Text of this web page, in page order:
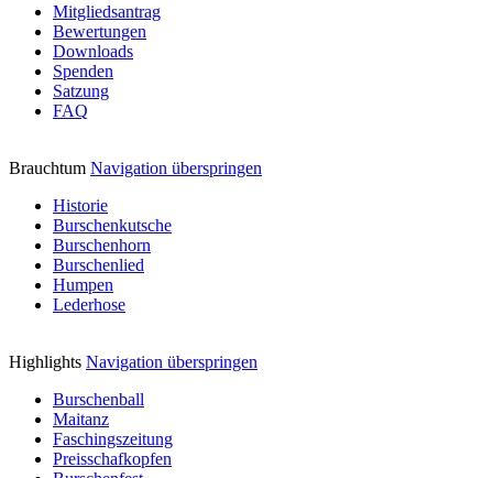
Mitgliedsantrag
Bewertungen
Downloads
Spenden
Satzung
FAQ
Brauchtum Navigation überspringen
Historie
Burschenkutsche
Burschenhorn
Burschenlied
Humpen
Lederhose
Highlights Navigation überspringen
Burschenball
Maitanz
Faschingszeitung
Preisschafkopfen